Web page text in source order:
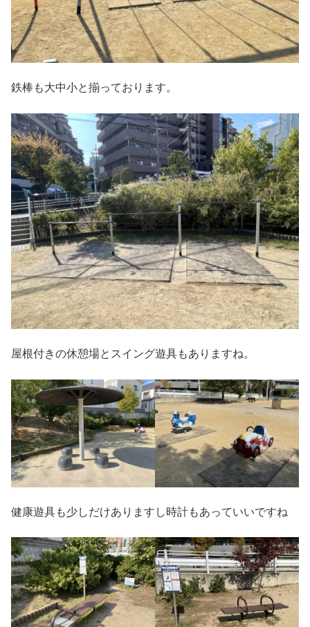
鉄棒も大中小と揃っております。
屋根付きの休憩場とスイング遊具もありますね。
健康遊具も少しだけありますし時計もあっていいですね